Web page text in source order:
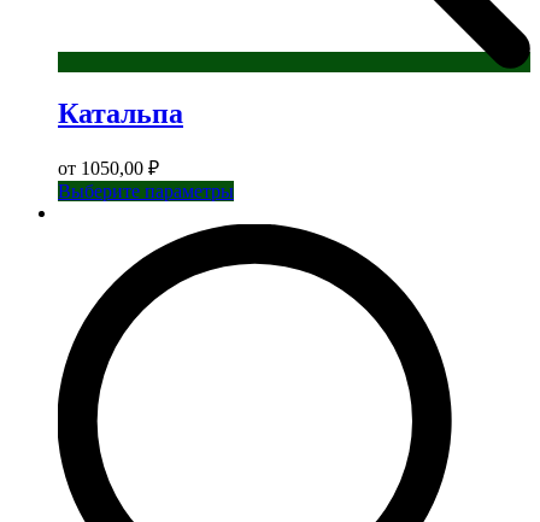
Катальпа
от 1050,00 ₽
Выберите параметрыЭтот
вариаций.